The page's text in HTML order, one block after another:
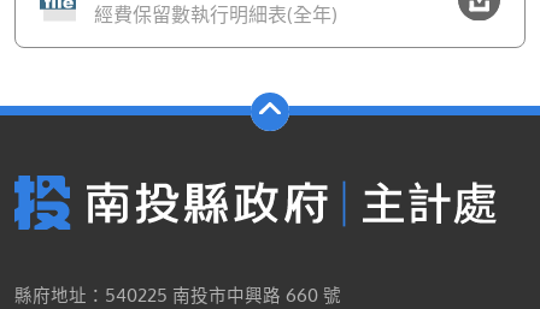
經費保留數執行明細表(全年)
縣府地址：540225 南投市中興路 660 號